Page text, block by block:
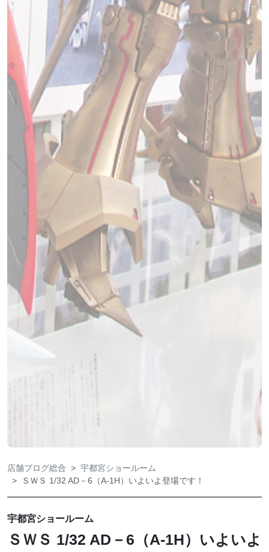
店舗ブログ総合
宇都宮ショールーム
ＳＷＳ 1/32 AD－6（A-1H）いよいよ登場です！
宇都宮ショールーム
ＳＷＳ 1/32 AD－6（A-1H）いよいよ